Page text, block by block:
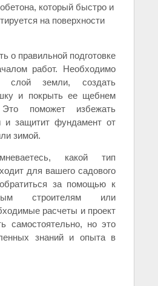
который быстро и
на поверхности
о правильной подготовке
работ. Необходимо
слой земли, создать
и покрыть ее щебнем
поможет избежать
и защитит фундамент от
зимой.
какой тип
для вашего садового
за помощью к
строителям или
расчеты и проект
самостоятельно, но это
знаний и опыта в